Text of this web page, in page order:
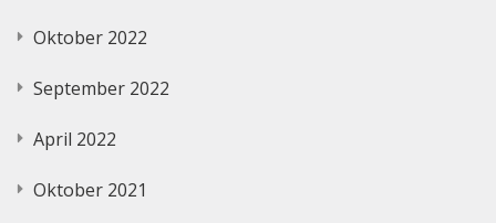
Oktober 2022
September 2022
April 2022
Oktober 2021